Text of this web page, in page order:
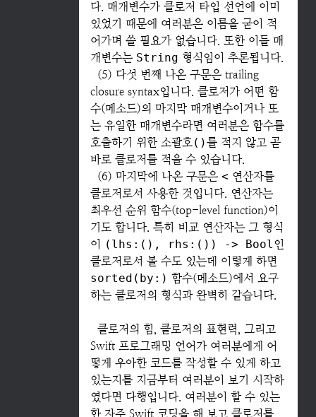
다. 매개변수가 클로저 타입 선언에 이미
있었기 때문에 여러분은 이름을 굳이 적
어가며 쓸 필요가 없습니다. 또한 이들 매
개변수는 String 형식임이 추론됩니다.
(5) 다섯 번째 나온 구문은 trailing
closure syntax입니다. 클로저가 어떤 함
수(메소드)의 마지막 매개변수이거나 또
는 유일한 매개변수라면 여러분은 함수를
호출하기 위한 소괄호()를 적지 않고 곧
바로 클로저를 적을 수 있습니다.
(6) 마지막에 나온 구문은 < 연산자를
클로저로서 사용한 것입니다. 연산자는
최우선 순위 함수(top-level function)이
기도 합니다. 특히 비교 연산자는 그 형식
이
(lhs:(), rhs:()) -> Bool인
클로저로서 볼 수도 있는데 이렇게 하면
sorted(by:) 함수(메소드)에서 요구
하는 클로저의 형식과 완벽히 같습니다.
클로저의 힘, 클로저의 표현력, 그리고
Swift 프로그래밍 언어가 여러분에게 어
떻게 우아한 코드를 작성할 수 있게 하고
있는지를 지금부터 여러분이 보기 시작하
였다면 다행입니다. 여러분이 할 수 있는
한 자주 Swift 코딩을 해 보고 클로저를